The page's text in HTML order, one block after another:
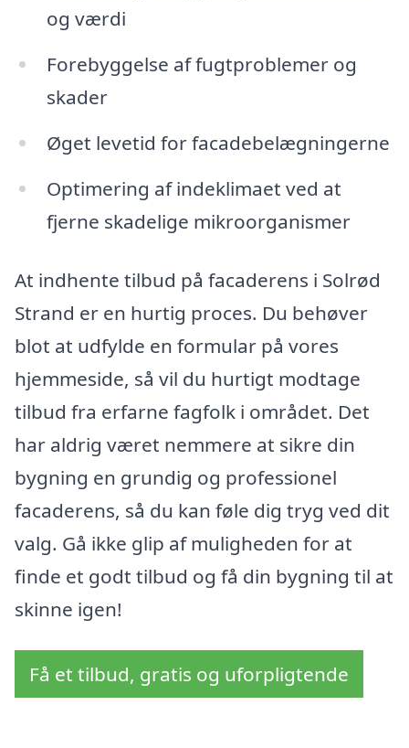
og værdi
Forebyggelse af fugtproblemer og
skader
Øget levetid for facadebelægningerne
Optimering af indeklimaet ved at
fjerne skadelige mikroorganismer
At indhente tilbud på facaderens i Solrød
Strand er en hurtig proces. Du behøver
blot at udfylde en formular på vores
hjemmeside, så vil du hurtigt modtage
tilbud fra erfarne fagfolk i området. Det
har aldrig været nemmere at sikre din
bygning en grundig og professionel
facaderens, så du kan føle dig tryg ved dit
valg. Gå ikke glip af muligheden for at
finde et godt tilbud og få din bygning til at
skinne igen!
Få et tilbud, gratis og uforpligtende